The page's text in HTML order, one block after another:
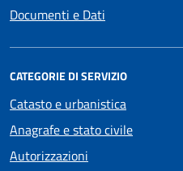
Documenti e Dati
CATEGORIE DI SERVIZIO
Catasto e urbanistica
Anagrafe e stato civile
Autorizzazioni